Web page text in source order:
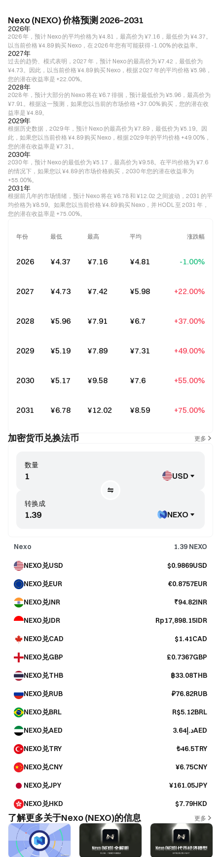
Nexo (NEXO) 价格预测 2026–2031
2026年
2026 年，预计 Nexo 的平均价格为 ¥4.81，最高价为 ¥7.16，最低价为 ¥4.37。
以当前价格 ¥4.89 购买 Nexo，在 2026 年您有可能获得 -1.00% 的收益率。
2027年
过去的趋势、模式表明，2027 年，预计 Nexo 的最高价为 ¥7.42，最低价为
¥4.73。因此，以当前价格 ¥4.89 购买 Nexo，根据 2027 年的平均价格 ¥5.98，
您的潜在收益率是 +22.00%。
2028年
2028 年，预计大部分的 Nexo 将在 ¥6.7 徘徊，预计最低价为 ¥5.96，最高价为
¥7.91。根据这一预测，如果您以当前的市场价格 +37.00% 购买，您的潜在收
益率是 ¥4.89。
2029年
根据历史数据，2029 年，预计 Nexo 的最高价为 ¥7.89，最低价为 ¥5.19。因
此，如果您以当前价格 ¥4.89 购买 Nexo，根据 2029 年的平均价格 +49.00%，
您的潜在收益率是 ¥7.31。
2030年
2030 年，预计 Nexo 的最低价为 ¥5.17，最高价为 ¥9.58。在平均价格为 ¥7.6
的情况下，如果您以 ¥4.89 的市场价格购买，2030 年您的潜在收益率为
+55.00%。
2031年
根据前几年的市场情绪，预计 Nexo 将在 ¥6.78 和 ¥12.02 之间波动，2031 的平
均价格为 ¥8.59。如果您以当前价格 ¥4.89 购买 Nexo，并 HODL 至 2031 年，
您的潜在收益率是 +75.00%。
年份 最低 最高 平均 涨跌幅
2026 ¥4.37 ¥7.16 ¥4.81 -1.00%
2027 ¥4.73 ¥7.42 ¥5.98 +22.00%
2028 ¥5.96 ¥7.91 ¥6.7 +37.00%
2029 ¥5.19 ¥7.89 ¥7.31 +49.00%
2030 ¥5.17 ¥9.58 ¥7.6 +55.00%
2031 ¥6.78 ¥12.02 ¥8.59 +75.00%
加密货币兑换法币 更多
转换成
NEXO
数量
USD
Nexo 1.39 NEXO
NEXO兑USD $0.9869USD
NEXO兑EUR €0.8757EUR
NEXO兑INR ₹94.82INR
NEXO兑IDR Rp17,898.15IDR
NEXO兑CAD $1.41CAD
NEXO兑GBP £0.7367GBP
NEXO兑THB ฿33.08THB
NEXO兑RUB ₽76.82RUB
NEXO兑BRL R$5.12BRL
NEXO兑AED د.إ3.64AED
NEXO兑TRY ₺46.5TRY
NEXO兑CNY ¥6.75CNY
NEXO兑JPY ¥161.05JPY
NEXO兑HKD $7.79HKD
了解更多关于Nexo (NEXO)的信息 更多